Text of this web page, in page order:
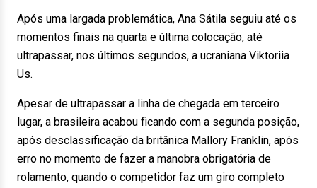
Após uma largada problemática, Ana Sátila seguiu até os
momentos finais na quarta e última colocação, até
ultrapassar, nos últimos segundos, a ucraniana Viktoriia
Us.
Apesar de ultrapassar a linha de chegada em terceiro
lugar, a brasileira acabou ficando com a segunda posição,
após desclassificação da britânica Mallory Franklin, após
erro no momento de fazer a manobra obrigatória de
rolamento, quando o competidor faz um giro completo